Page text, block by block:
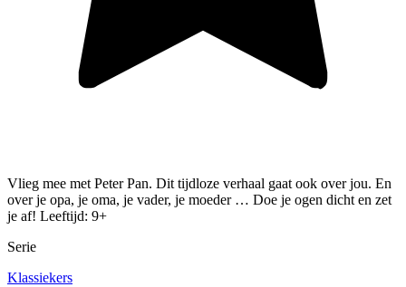
Vlieg mee met Peter Pan. Dit tijdloze verhaal gaat ook over jou. En
over je opa, je oma, je vader, je moeder … Doe je ogen dicht en zet
je af! Leeftijd: 9+
Serie
Klassiekers